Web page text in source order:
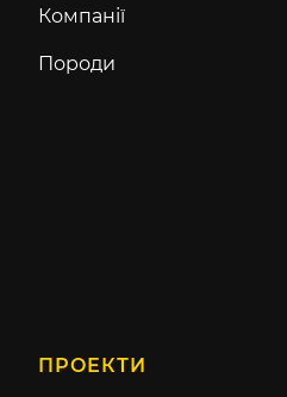
Компанії
Породи
ПРОЕКТИ